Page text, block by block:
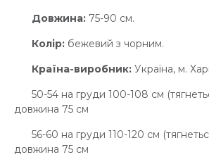
Довжина: 75-90 см.
Колір: бежевий з чорним.
Країна-виробник: Україна, м.
50-54 на груди 100-108 см
довжина 75 см
56-60 на груди 110-120 см
довжина 75 см